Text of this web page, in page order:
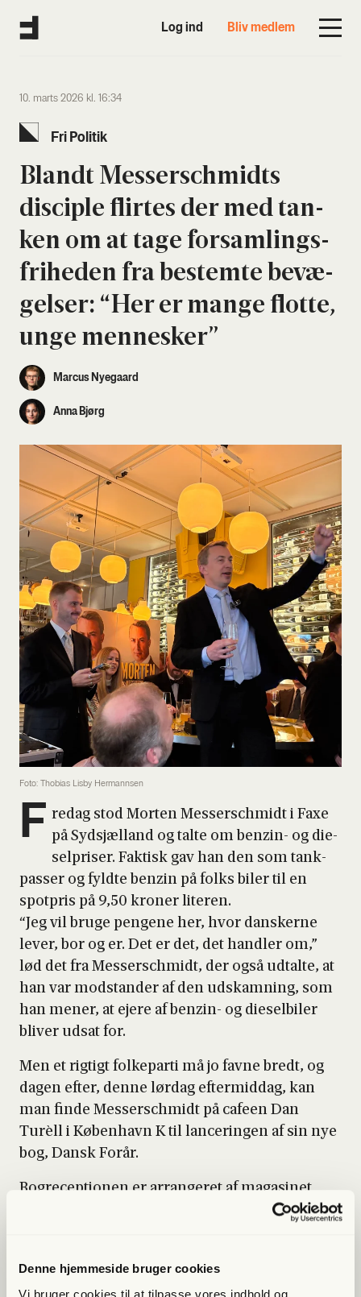
Denne hjemmeside bruger cookies
Vi bruger cookies til at tilpasse vores indhold og
Log ind Bliv medlem
10. marts 2026 kl. 16:34
Fri Poli­tik
Blandt Mes­ser­s­ch­midts
discip­le flir­tes der med tan­
ken om at tage for­sam­lings­
fri­he­den fra bestem­te bevæ­
gel­ser: “Her er man­ge flot­te,
unge men­ne­sker”
Marcus Nyegaard
Anna Bjørg
Foto: Thobias Lisby Hermannsen
F re­dag stod Mor­ten Mes­ser­s­ch­midt i Faxe
på Sydsjæl­land og tal­te om ben­zin- og die­
sel­pri­ser. Fak­tisk gav han den som tank­
pas­ser og fyld­te ben­zin på folks biler til en
spot­pris på 9,50 kro­ner lite­ren.
“Jeg vil bru­ge pen­ge­ne her, hvor dan­sker­ne
lever, bor og er. Det er det, det hand­ler om,”
lød det fra Mes­ser­s­ch­midt, der også udtal­te, at
han var mod­stan­der af den udskam­ning, som
han mener, at eje­re af ben­zin- og die­sel­bi­ler
bli­ver udsat for.
Men et rig­tigt fol­ke­par­ti må jo fav­ne bredt, og
dagen efter, den­ne lør­dag efter­mid­dag, kan
man fin­de Mes­ser­s­ch­midt på cafe­en Dan
Turèll i Køben­havn K til lan­ce­rin­gen af sin nye
bog, Dansk For­år.
Bog­re­cep­tio­nen er arran­ge­ret af maga­si­net
Mod­strøm­men med che­fre­dak­tør Mit­chel Oli­
SoMe-assi­stent” for Mor­ten Mes­ser­s­ch­midt og